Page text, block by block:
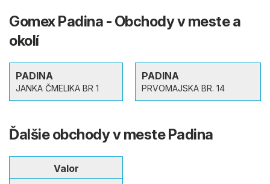
Gomex Padina - Obchody v meste a
okolí
PADINA
JANKA ČMELIKA BR 1
PADINA
PRVOMAJSKA BR. 14
Ďalšie obchody v meste Padina
Valor